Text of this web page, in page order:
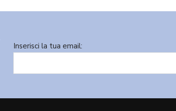
Inserisci la tua email: